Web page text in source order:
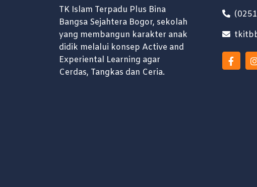
TK Islam Terpadu Plus Bina
Bangsa Sejahtera Bogor, sekolah
yang membangun karakter anak
didik melalui konsep Active and
Experiental Learning agar
Cerdas, Tangkas dan Ceria.